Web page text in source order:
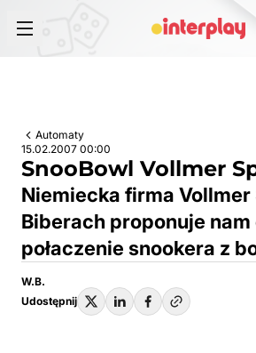
Automaty
15.02.2007 00:00
SnooBowl Vollmer
Niemiecka firma Vollmer
Biberach proponuje
połaczenie snookera z
W.B.
Udostępnij